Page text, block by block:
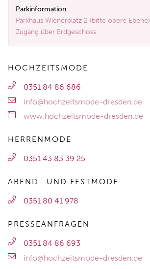
Parkinformation
Parkhaus Wienerplatz 2 (bitte obere Ebene)
Zugang über Erdgeschoss
HOCHZEITSMODE
0351 84 86 686
info@hochzeitsmode-dresden.de
www.hochzeitsmode-dresden.de
HERRENMODE
0351 43 83 39 25
ABEND- UND FESTMODE
0351 80 41 978
PRESSEANFRAGEN
0351 84 86 693
info@hochzeitsmode-dresden.de